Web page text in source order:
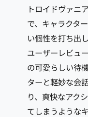
トロイドヴァニ
で、キャラクタ
い個性を打ち出
ユーザーレビュ
の可愛らしい待
ターと軽妙な会
り、爽快なアク
てしまうような